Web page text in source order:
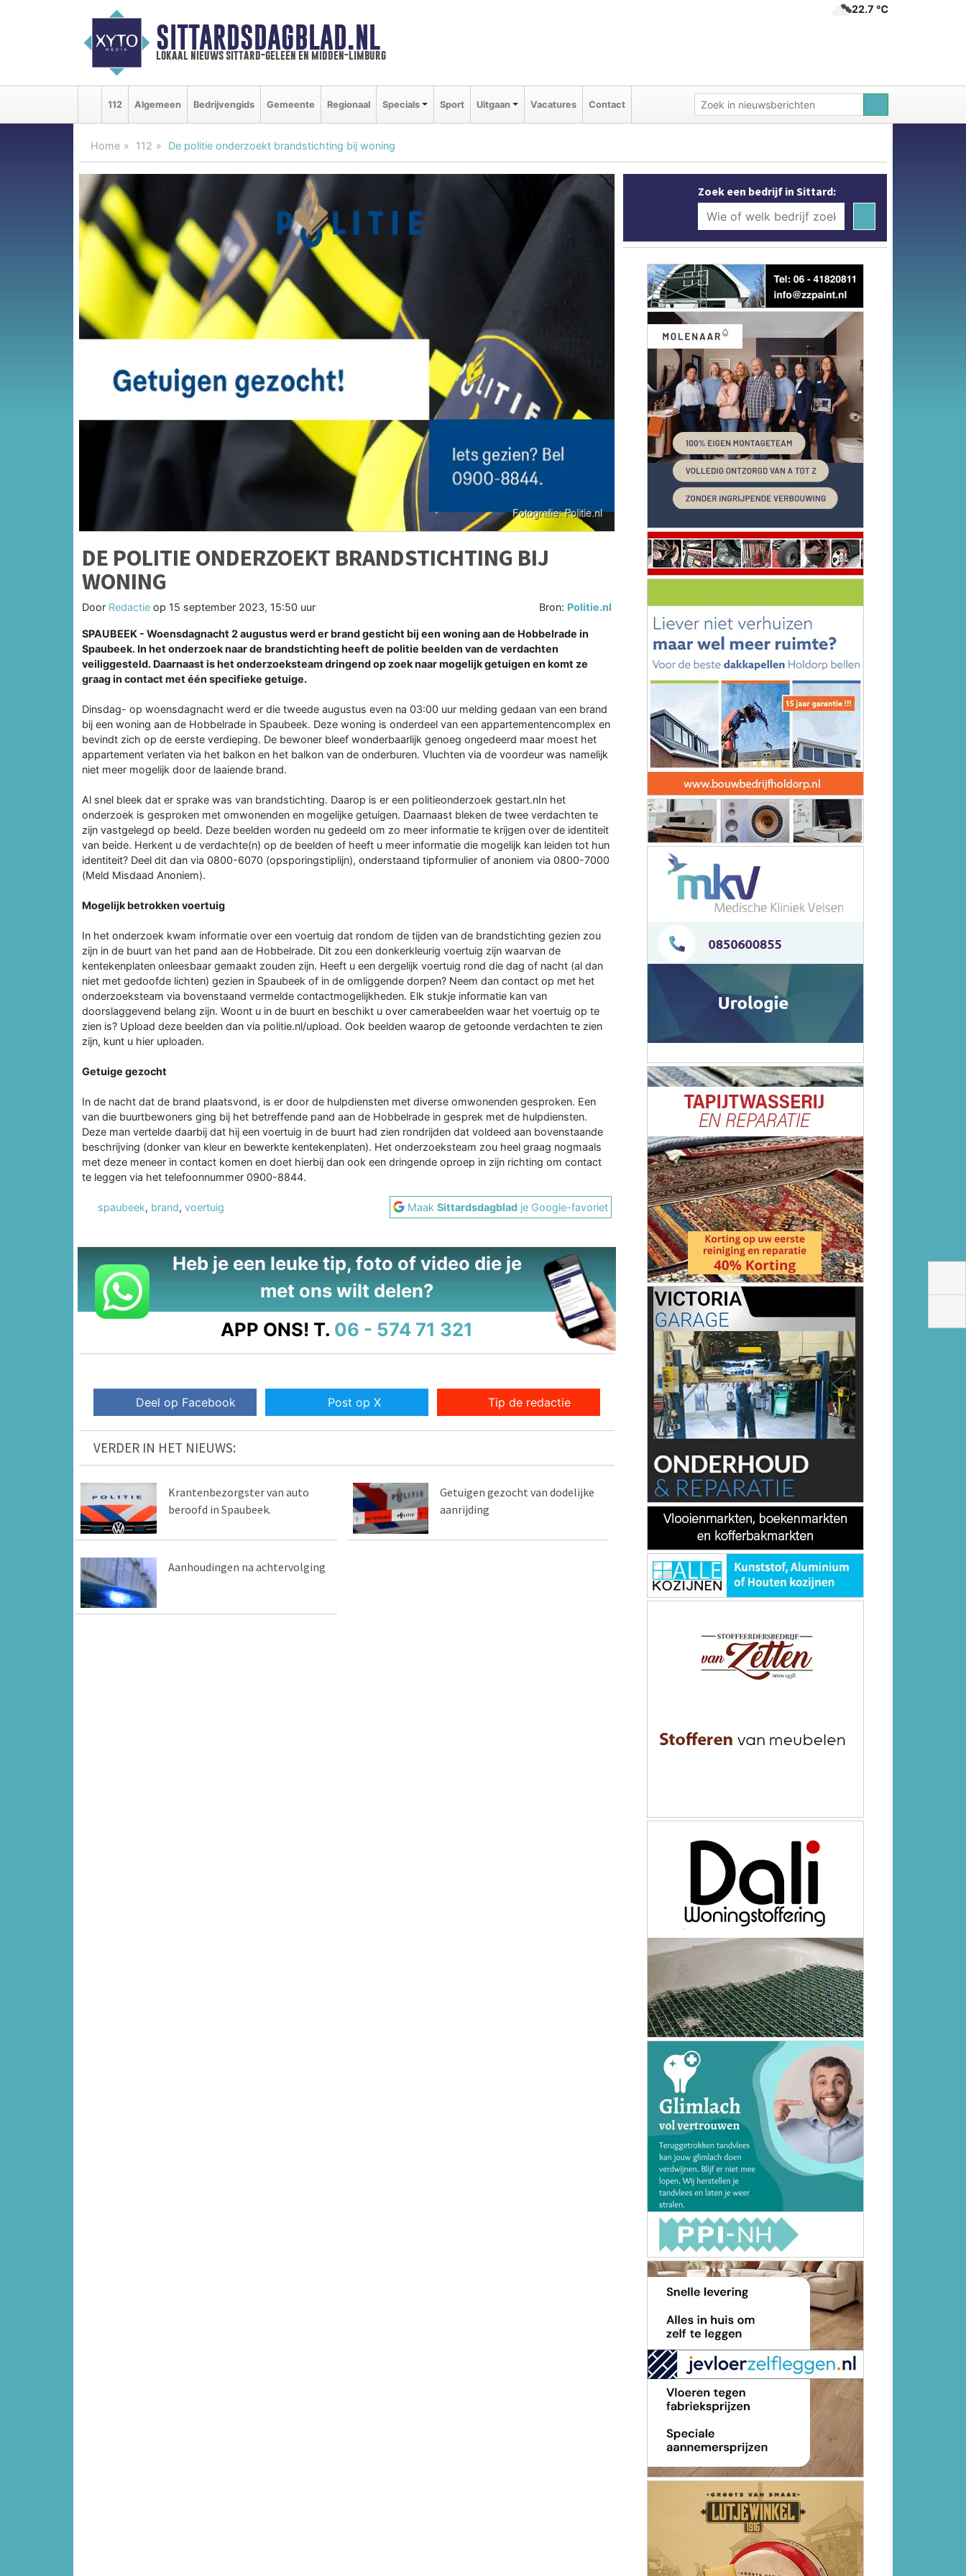
SITTARDSDAGBLAD.NL
lokaal nieuws sittard-geleen en midden-limburg
22.7 ℃
112 Algemeen Bedrijvengids Gemeente Regionaal Specials Sport Uitgaan Vacatures Contact
Home 112 De politie onderzoekt brandstichting bij woning
DE POLITIE ONDERZOEKT BRANDSTICHTING BIJ
WONING
Door Redactie op 15 september 2023, 15:50 uur Bron: Politie.nl
SPAUBEEK - Woensdagnacht 2 augustus werd er brand gesticht bij een woning aan de Hobbelrade in
Spaubeek. In het onderzoek naar de brandstichting heeft de politie beelden van de verdachten
veiliggesteld. Daarnaast is het onderzoeksteam dringend op zoek naar mogelijk getuigen en komt ze
graag in contact met één specifieke getuige.
Dinsdag- op woensdagnacht werd er die tweede augustus even na 03:00 uur melding gedaan van een brand
bij een woning aan de Hobbelrade in Spaubeek. Deze woning is onderdeel van een appartementencomplex en
bevindt zich op de eerste verdieping. De bewoner bleef wonderbaarlijk genoeg ongedeerd maar moest het
appartement verlaten via het balkon en het balkon van de onderburen. Vluchten via de voordeur was namelijk
niet meer mogelijk door de laaiende brand.
Al snel bleek dat er sprake was van brandstichting. Daarop is er een politieonderzoek gestart.nIn het
onderzoek is gesproken met omwonenden en mogelijke getuigen. Daarnaast bleken de twee verdachten te
zijn vastgelegd op beeld. Deze beelden worden nu gedeeld om zo meer informatie te krijgen over de identiteit
van beide. Herkent u de verdachte(n) op de beelden of heeft u meer informatie die mogelijk kan leiden tot hun
identiteit? Deel dit dan via 0800-6070 (opsporingstiplijn), onderstaand tipformulier of anoniem via 0800-7000
(Meld Misdaad Anoniem).
Mogelijk betrokken voertuig
In het onderzoek kwam informatie over een voertuig dat rondom de tijden van de brandstichting gezien zou
zijn in de buurt van het pand aan de Hobbelrade. Dit zou een donkerkleurig voertuig zijn waarvan de
kentekenplaten onleesbaar gemaakt zouden zijn. Heeft u een dergelijk voertuig rond die dag of nacht (al dan
niet met gedoofde lichten) gezien in Spaubeek of in de omliggende dorpen? Neem dan contact op met het
onderzoeksteam via bovenstaand vermelde contactmogelijkheden. Elk stukje informatie kan van
doorslaggevend belang zijn. Woont u in de buurt en beschikt u over camerabeelden waar het voertuig op te
zien is? Upload deze beelden dan via politie.nl/upload. Ook beelden waarop de getoonde verdachten te zien
zijn, kunt u hier uploaden.
Getuige gezocht
In de nacht dat de brand plaatsvond, is er door de hulpdiensten met diverse omwonenden gesproken. Een
van die buurtbewoners ging bij het betreffende pand aan de Hobbelrade in gesprek met de hulpdiensten.
Deze man vertelde daarbij dat hij een voertuig in de buurt had zien rondrijden dat voldeed aan bovenstaande
beschrijving (donker van kleur en bewerkte kentekenplaten). Het onderzoeksteam zou heel graag nogmaals
met deze meneer in contact komen en doet hierbij dan ook een dringende oproep in zijn richting om contact
te leggen via het telefoonnummer 0900-8844.
spaubeek, brand, voertuig MaakSittardsdagblad je Google-favoriet
Heb je een leuke tip, foto of video die je
met ons wilt delen?
APP ONS! T. 06 - 574 71 321
Deel op Facebook Post op X Tip de redactie
VERDER IN HET NIEUWS:
Krantenbezorgster van auto
beroofd in Spaubeek.
Getuigen gezocht van dodelijke
aanrijding
Aanhoudingen na achtervolging
Zoek een bedrijf in Sittard: